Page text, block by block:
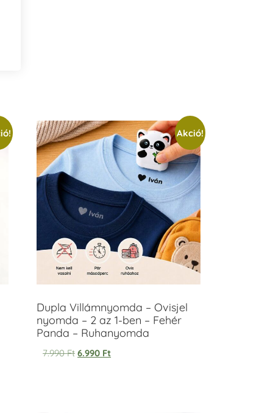
Akció!
Dupla Villámnyomda – Ovisjel
nyomda – 2 az 1-ben – Fehér
Panda – Ruhanyomda
7.990Ft 6.990 Ft